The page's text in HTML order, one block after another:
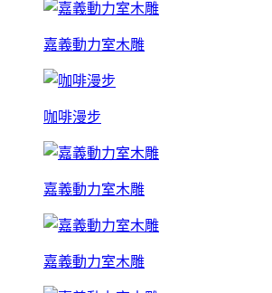
嘉義動力室木雕
咖啡漫步
嘉義動力室木雕
嘉義動力室木雕